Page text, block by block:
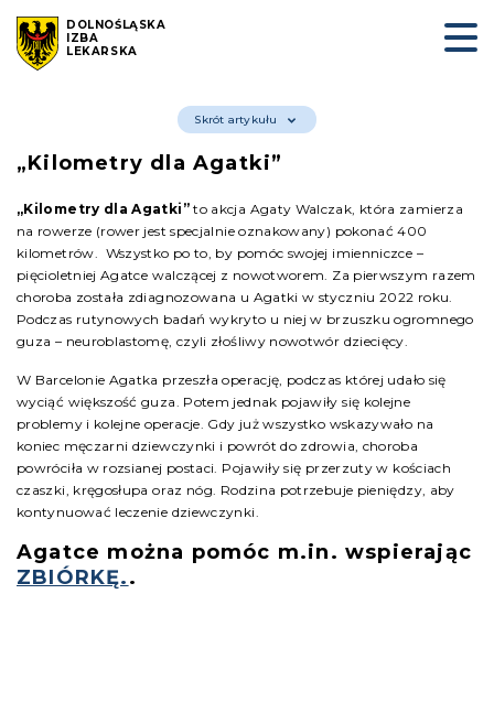
DOLNOŚLĄSKA
IZBA
LEKARSKA
Skrót artykułu
„Kilometry dla Agatki”
„Kilometry dla Agatki”to akcja Agaty Walczak, która zamierza
na rowerze (rower jest specjalnie oznakowany) pokonać 400
kilometrów. Wszystko po to, by pomóc swojej imienniczce –
pięcioletniej Agatce walczącej z nowotworem. Za pierwszym razem
choroba została zdiagnozowana u Agatki w styczniu 2022 roku.
Podczas rutynowych badań wykryto u niej w brzuszku ogromnego
guza – neuroblastomę, czyli złośliwy nowotwór dziecięcy.
W Barcelonie Agatka przeszła operację, podczas której udało się
wyciąć większość guza. Potem jednak pojawiły się kolejne
problemy i kolejne operacje. Gdy już wszystko wskazywało na
koniec męczarni dziewczynki i powrót do zdrowia, choroba
powróciła w rozsianej postaci. Pojawiły się przerzuty w kościach
czaszki, kręgosłupa oraz nóg. Rodzina potrzebuje pieniędzy, aby
kontynuować leczenie dziewczynki.
Agatce można pomóc m.in. wspierając
ZBIÓRKĘ..